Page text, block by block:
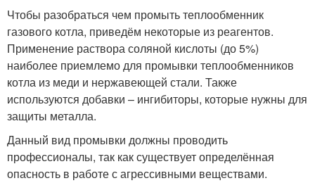
Чтобы разобраться чем промыть теплообменник
газового котла, приведём некоторые из реагентов.
Применение раствора соляной кислоты (до 5%)
наиболее приемлемо для промывки теплообменников
котла из меди и нержавеющей стали. Также
используются добавки – ингибиторы, которые нужны для
защиты металла.
Данный вид промывки должны проводить
профессионалы, так как существует определённая
опасность в работе с агрессивными веществами.